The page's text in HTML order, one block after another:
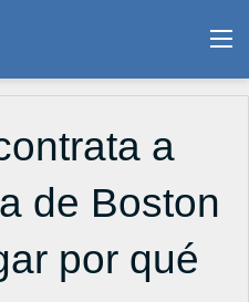
a
de Boston
por qué